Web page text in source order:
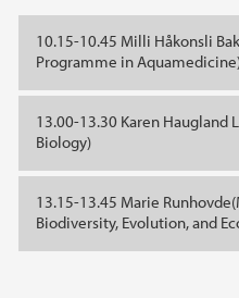
10.15-10.45 Milli Håkonsli
Programme in
13.00-13.30 Karen Haugland
Biology)
13.15-13.45 Marie
Biodiversity, Evolution, and